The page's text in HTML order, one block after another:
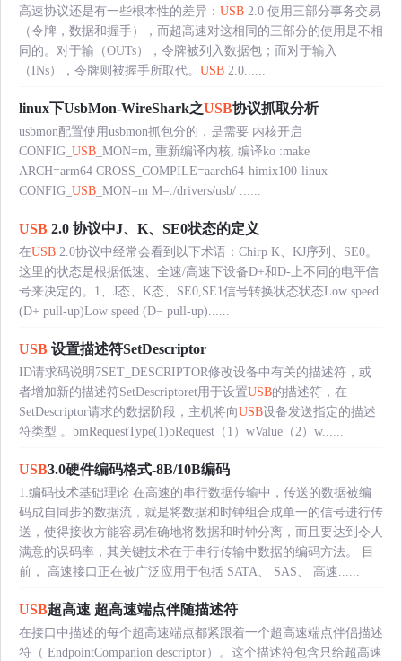
高速协议还是有一些根本性的差异： USB 2.0 使用三部分事务交易
（令牌，数据和握手），而超高速对这相同的三部分的使用是不相
同的。对于输（OUTs），令牌被列入数据包；而对于输入
（INs），令牌则被握手所取代。 USB 2.0......
linux下UsbMon-WireShark之USB协议抓取分析
usbmon配置使用usbmon抓包分的，是需要 内核开启
CONFIG_ USB _MON=m, 重新编译内核, 编译ko :make
ARCH=arm64 CROSS_COMPILE=aarch64-himix100-linux-
CONFIG_ USB _MON=m M=./drivers/usb/ ......
USB 2.0 协议中J、K、SE0状态的定义
在USB 2.0协议中经常会看到以下术语：Chirp K、KJ序列、SE0。
这里的状态是根据低速、全速/高速下设备D+和D-上不同的电平信
号来决定的。1、J态、K态、SE0,SE1信号转换状态状态Low speed
(D+ pull-up)Low speed (D− pull-up)......
USB 设置描述符SetDescriptor
ID请求码说明7SET_DESCRIPTOR修改设备中有关的描述符，或
者增加新的描述符SetDescriptoret用于设置USB的描述符，在
SetDescriptor请求的数据阶段，主机将向USB设备发送指定的描述
符类型 。bmRequestType(1)bRequest（1）wValue（2）w......
USB3.0硬件编码格式-8B/10B编码
1.编码技术基础理论 在高速的串行数据传输中，传送的数据被编
码成自同步的数据流，就是将数据和时钟组合成单一的信号进行传
送，使得接收方能容易准确地将数据和时钟分离，而且要达到令人
满意的误码率，其关键技术在于串行传输中数据的编码方法。 目
前， 高速接口正在被广泛应用于包括 SATA、 SAS、 高速......
USB超高速 超高速端点伴随描述符
在接口中描述的每个超高速端点都紧跟着一个超高速端点伴侣描述
符（ EndpointCompanion descriptor）。这个描述符包含只给超高速